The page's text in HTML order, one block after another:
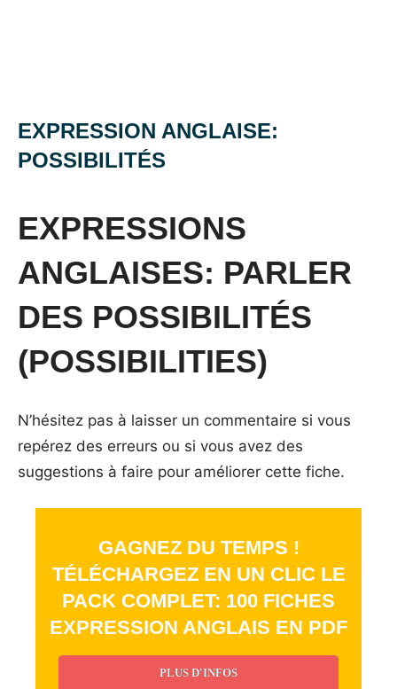
EXPRESSION ANGLAISE:
POSSIBILITÉS
10
2014
EXPRESSIONS
ANGLAISES: PARLER
DES POSSIBILITÉS
(POSSIBILITIES)
N’hésitez pas à laisser un commentaire si vous
repérez des erreurs ou si vous avez des
suggestions à faire pour améliorer cette fiche.
GAGNEZ DU TEMPS !
TÉLÉCHARGEZ EN UN CLIC LE
PACK COMPLET: 100 FICHES
EXPRESSION ANGLAIS EN PDF
PLUS D'INFOS